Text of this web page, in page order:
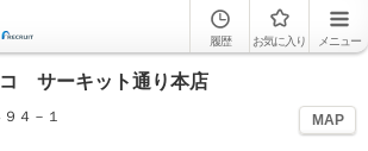
履歴 お気に入り メニュー
コ サーキット通り本店
４－１ MAP